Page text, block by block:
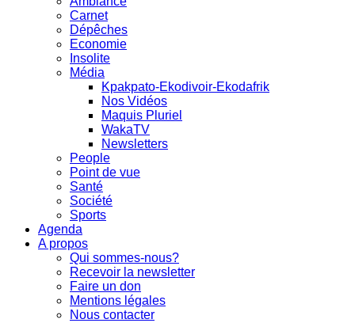
Carnet
Dépêches
Economie
Insolite
Média
Kpakpato-Ekodivoir-Ekodafrik
Nos Vidéos
Maquis Pluriel
WakaTV
Newsletters
People
Point de vue
Santé
Société
Sports
Agenda
A propos
Qui sommes-nous?
Recevoir la newsletter
Faire un don
Mentions légales
Nous contacter